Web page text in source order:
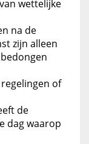
wettelijke
na de
zijn alleen
of
de
dag waarop